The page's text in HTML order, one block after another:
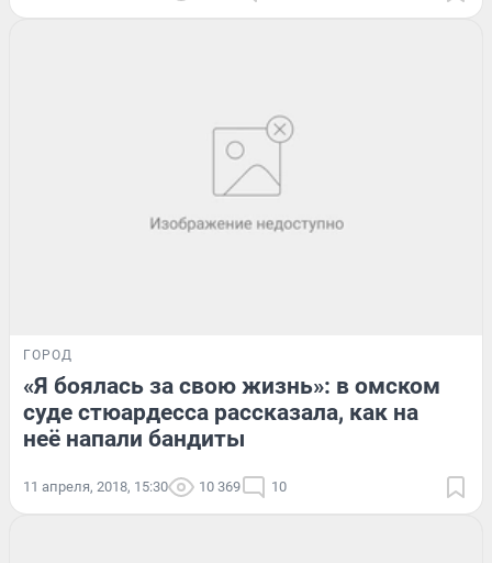
ГОРОД
«Я боялась за свою жизнь»: в омском
суде стюардесса рассказала, как на
неё напали бандиты
11 апреля, 2018, 15:30 10 369 10